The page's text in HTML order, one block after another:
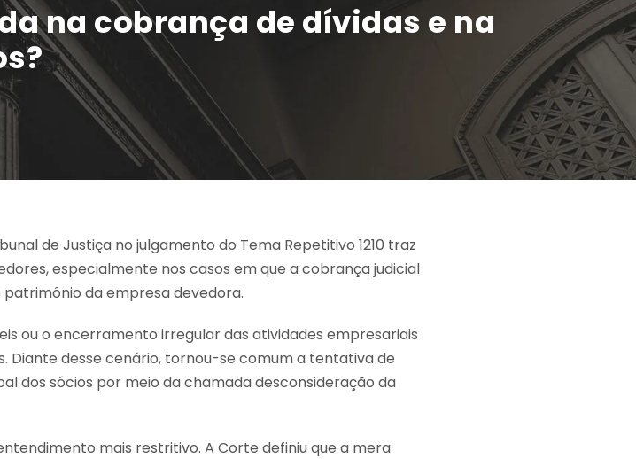
na cobrança de dívidas e na
de Justiça no julgamento do Tema Repetitivo 1210 traz
especialmente nos casos em que a cobrança judicial
da empresa devedora.
ou o encerramento irregular das atividades empresariais
desse cenário, tornou-se comum a tentativa de
dos sócios por meio da chamada desconsideração da
mais restritivo. A Corte definiu que a mera